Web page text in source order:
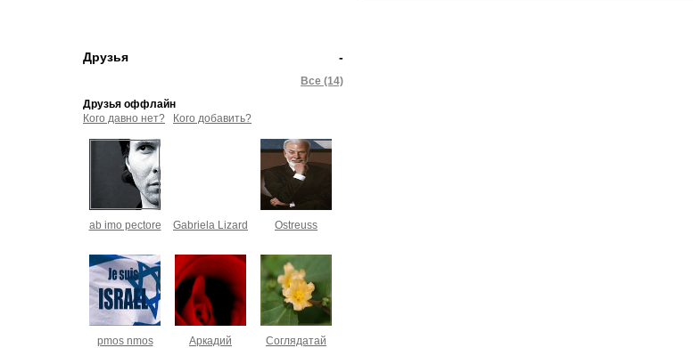
-
Друзья
Все (14)
Друзья оффлайн
Кого давно нет?
Кого добавить?
ab imo pectore Gabriela Lizard Ostreuss
pmos nmos
Аркадий
Соглядатай